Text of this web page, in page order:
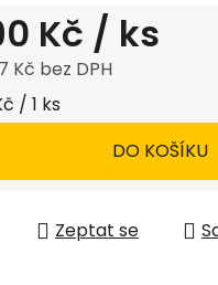
Kč / ks
Kč bez DPH
cena:
/ 1 ks
DO KOŠÍKU
Zeptat se